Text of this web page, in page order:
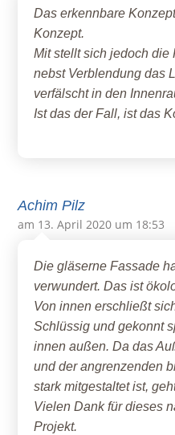
Das erkennbare
Konzept.
Mit stellt sich jedoch die
nebst Verblendung das
verfälscht in den
Ist das der Fall, ist das
Achim Pilz
am 13. April 2020 um 18:53
Die gläserne Fassade
verwundert. Das ist
Von innen erschließt
Schlüssig und gekonnt
innen außen. Da das
und der angrenzenden
stark mitgestaltet ist,
Vielen Dank für dieses
Projekt.